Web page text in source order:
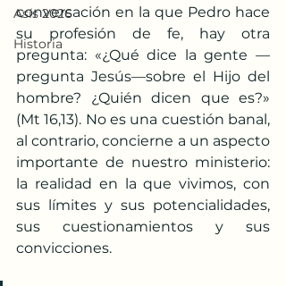
Asís 2026
Historia
conversación en la que Pedro hace
su profesión de fe, hay otra
pregunta: «¿Qué dice la gente —
pregunta Jesús—sobre el Hijo del
hombre? ¿Quién dicen que es?»
(Mt 16,13). No es una cuestión banal,
al contrario, concierne a un aspecto
importante de nuestro ministerio:
la realidad en la que vivimos, con
sus límites y sus potencialidades,
sus cuestionamientos y sus
convicciones.